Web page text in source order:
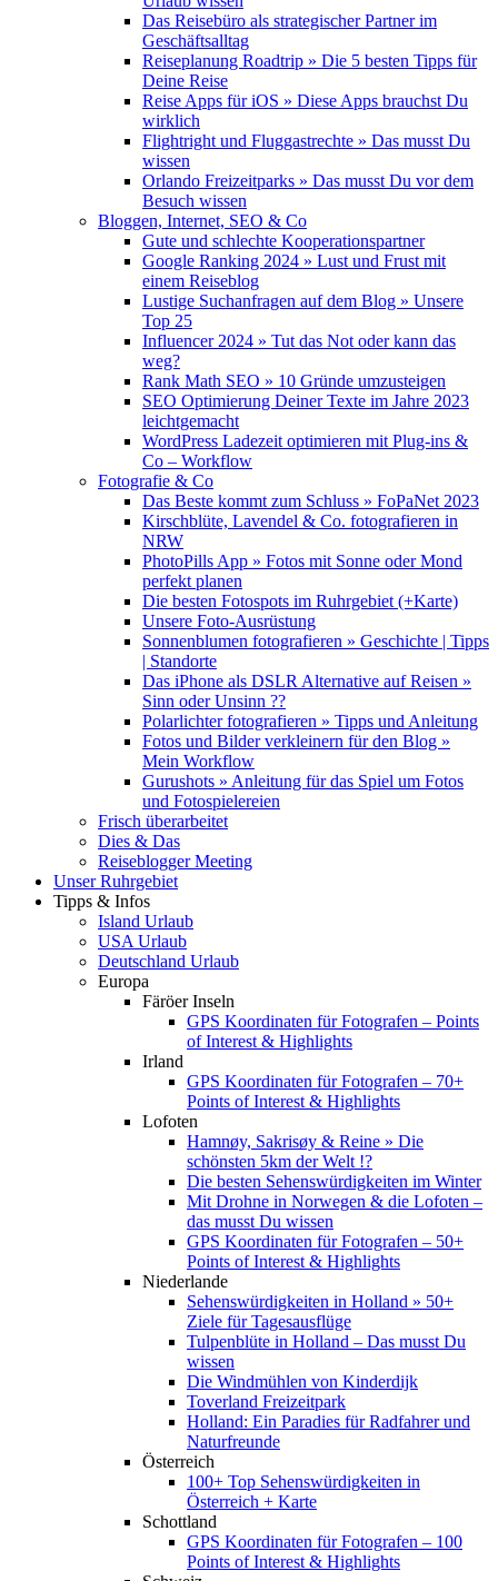
Das Reisebüro als strategischer Partner im
Geschäftsalltag
Reiseplanung Roadtrip » Die 5 besten Tipps für
Deine Reise
Reise Apps für iOS » Diese Apps brauchst Du
wirklich
Flightright und Fluggastrechte » Das musst Du
wissen
Orlando Freizeitparks » Das musst Du vor dem
Besuch wissen
Bloggen, Internet, SEO & Co
Gute und schlechte Kooperationspartner
Google Ranking 2024 » Lust und Frust mit
einem Reiseblog
Lustige Suchanfragen auf dem Blog » Unsere
Top 25
Influencer 2024 » Tut das Not oder kann das
weg?
Rank Math SEO » 10 Gründe umzusteigen
SEO Optimierung Deiner Texte im Jahre 2023
leichtgemacht
WordPress Ladezeit optimieren mit Plug-ins &
Co – Workflow
Fotografie & Co
Das Beste kommt zum Schluss » FoPaNet 2023
Kirschblüte, Lavendel & Co. fotografieren in
NRW
PhotoPills App » Fotos mit Sonne oder Mond
perfekt planen
Die besten Fotospots im Ruhrgebiet (+Karte)
Unsere Foto-Ausrüstung
Sonnenblumen fotografieren » Geschichte | Tipps
| Standorte
Das iPhone als DSLR Alternative auf Reisen »
Sinn oder Unsinn ??
Polarlichter fotografieren » Tipps und Anleitung
Fotos und Bilder verkleinern für den Blog »
Mein Workflow
Gurushots » Anleitung für das Spiel um Fotos
und Fotospielereien
Frisch überarbeitet
Dies & Das
Reiseblogger Meeting
Unser Ruhrgebiet
Tipps & Infos
Island Urlaub
USA Urlaub
Deutschland Urlaub
Europa
Färöer Inseln
GPS Koordinaten für Fotografen – Points
of Interest & Highlights
Irland
GPS Koordinaten für Fotografen – 70+
Points of Interest & Highlights
Lofoten
Hamnøy, Sakrisøy & Reine » Die
schönsten 5km der Welt !?
Die besten Sehenswürdigkeiten im Winter
Mit Drohne in Norwegen & die Lofoten –
das musst Du wissen
GPS Koordinaten für Fotografen – 50+
Points of Interest & Highlights
Niederlande
Sehenswürdigkeiten in Holland » 50+
Ziele für Tagesausflüge
Tulpenblüte in Holland – Das musst Du
wissen
Die Windmühlen von Kinderdijk
Toverland Freizeitpark
Holland: Ein Paradies für Radfahrer und
Naturfreunde
Österreich
100+ Top Sehenswürdigkeiten in
Österreich + Karte
Schottland
GPS Koordinaten für Fotografen – 100
Points of Interest & Highlights